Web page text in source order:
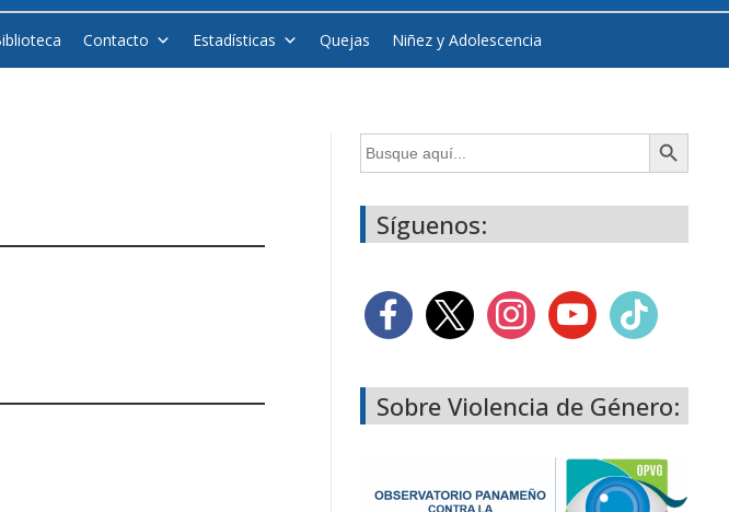
Contacto Estadísticas Quejas Niñez y Adolescencia
Buscar: Botón de búsqueda
Síguenos:
Sobre Violencia de Género: